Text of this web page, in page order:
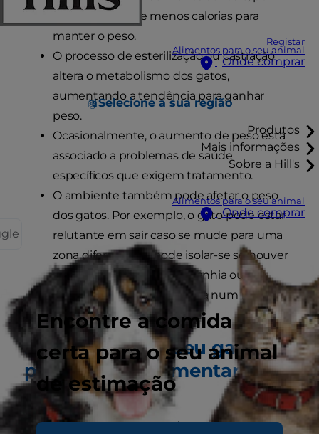
Registar
Alimentos para o seu animal
Onde comprar
Selecione a sua região
Produtos
Mais informações
Sobre a Hill's
Alimentos para o seu animal
Onde comprar
Encontre a comida
certa para o seu animal
de estimação
isso, precisam de menos calorias para
manter o peso.
O processo de esterilização ou castração
altera o metabolismo dos gatos,
aumentando a tendência para ganhar
peso.
Ocasionalmente, o aumento de peso está
associado a problemas de saúde
específicos que exigem tratamento.
O ambiente também pode afetar o peso
dos gatos. Por exemplo, o gato pode estar
relutante em sair caso se mude para uma
zona diferente ou pode isolar-se se houver
um novo animal de companhia ou um
bebé em casa, o que resulta num menor
gasto de energia.
Sinais de que o seu gato
pode estar a aumentar o
peso
Há várias formas de determinar se o seu gato